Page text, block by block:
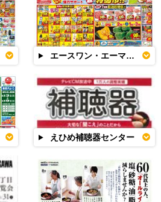
エースワン・エーマックス
えひめ補聴器センター